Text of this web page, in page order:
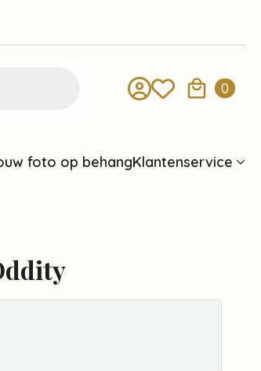
0
foto op behangKlantenservice